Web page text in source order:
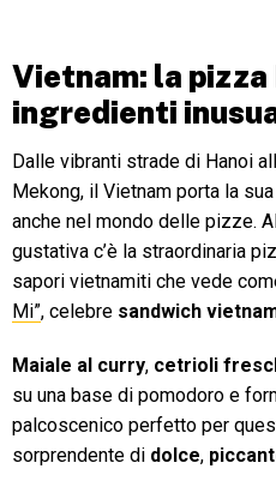
Vietnam: la pizza
ingredienti
Dalle vibranti strade di Hanoi
Mekong, il Vietnam porta la
anche nel mondo delle pizze.
gustativa c’è la straordinaria
sapori vietnamiti che vede
Mi”, celebre sandwich
Maiale al curry, cetrioli
su una base di pomodoro e
palcoscenico perfetto per
sorprendente di dolce,